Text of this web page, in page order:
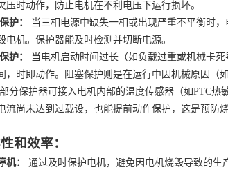
压时动作，防止电机在不利电压下运行损坏。
护：
当三相电源中缺失一相或出现严重不平衡时
电机。保护器能及时检测并切断电源。
护：
当电机启动时间过长（如负载过重或机械卡
，时即动作。阻塞保护则是在运行中因机械原因（
部分保护器可接入电机内部的温度传感器（如PTC热
流尚未达到过载设，也能提前动作保护，这是预防
和效率：
机：
通过及时保护电机，避免因电机烧毁导致的生